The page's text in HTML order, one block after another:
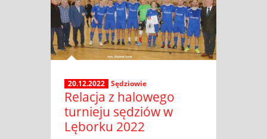
20.12.2022 Sędziowie
Relacja z halowego
turnieju sędziów w
Lęborku 2022